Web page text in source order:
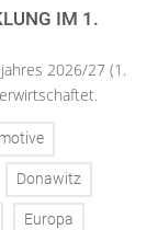
IM 1.
2026/27 (1.
Donawitz
Europa